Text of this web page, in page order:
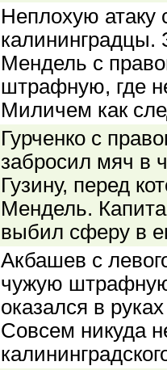
Неплохую атаку
калининградцы.
Мендель с
штрафную, где
Миличем как
Гурченко с
забросил мяч в
Гузину, перед
Мендель.
выбил сферу в
Акбашев с
чужую
оказался в
Совсем никуда